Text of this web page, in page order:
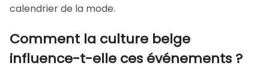
calendrier de la mode.
Comment la culture belge
influence-t-elle ces événements ?